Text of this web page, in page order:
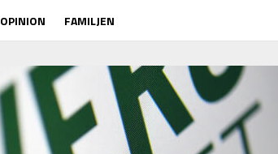
OPINION FAMILJEN